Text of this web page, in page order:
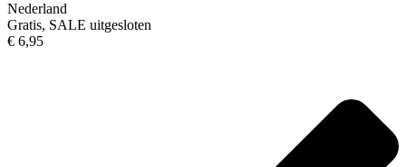
Nederland
Gratis, SALE uitgesloten
€ 6,95